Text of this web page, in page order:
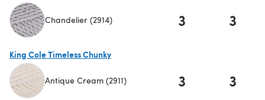
Chandelier (2914) 3 3
King Cole Timeless Chunky
Antique Cream (2911) 3 3